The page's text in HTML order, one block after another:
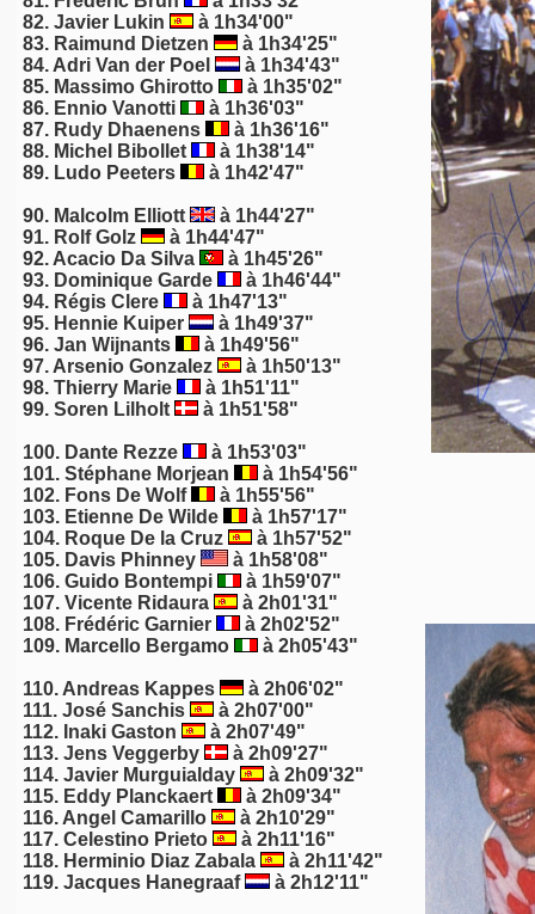
82. Javier Lukin
à 1h34'00"
83. Raimund Dietzen
à 1h34'25"
84. Adri Van der Poel
à 1h34'43"
85. Massimo Ghirotto
à 1h35'02"
86. Ennio Vanotti
à 1h36'03"
87. Rudy Dhaenens
à 1h36'16"
88. Michel Bibollet
à 1h38'14"
89. Ludo Peeters à 1h42'47"
90. Malcolm Elliott
à 1h44'27"
91. Rolf Golz
à 1h44'47"
92. Acacio Da Silva
à 1h45'26"
93. Dominique Garde
à 1h46'44"
94. Régis Clere
à 1h47'13"
95. Hennie Kuiper
à 1h49'37"
96. Jan Wijnants
à 1h49'56"
97. Arsenio Gonzalez
à 1h50'13"
98. Thierry Marie
à 1h51'11"
99. Soren Lilholt
à 1h51'58"
100. Dante Rezze
à 1h53'03"
101. Stéphane Morjean
à 1h54'56"
102. Fons De Wolf
à 1h55'56"
103. Etienne De Wilde
à 1h57'17"
104. Roque De la Cruz
à 1h57'52"
105. Davis Phinney
à 1h58'08"
106. Guido Bontempi
à 1h59'07"
107. Vicente Ridaura
à 2h01'31"
108. Frédéric Garnier
à 2h02'52"
109. Marcello Bergamo
à 2h05'43"
110. Andreas Kappes
à 2h06'02"
111. José Sanchis
à 2h07'00"
112. Inaki Gaston
à 2h07'49"
113. Jens Veggerby
à 2h09'27"
114. Javier Murguialday
à 2h09'32"
115. Eddy Planckaert
à 2h09'34"
116. Angel Camarillo
à 2h10'29"
117. Celestino Prieto
à 2h11'16"
118. Herminio Diaz Zabala
à 2h11'42"
119. Jacques Hanegraaf à 2h12'11"